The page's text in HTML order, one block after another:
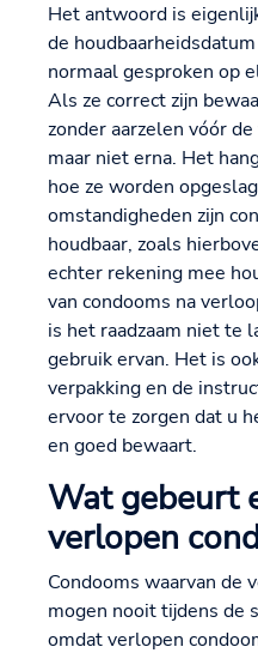
Het antwoord is
de
normaal gesproken op
Als ze correct zijn
zonder aarzelen vóór
maar niet erna. Het
hoe ze worden
omstandigheden zijn
houdbaar, zoals
echter rekening mee
van condooms na
is het raadzaam niet te
gebruik ervan. Het is
verpakking en de
ervoor te zorgen dat u
en goed bewaart.
Wat gebeurt
verlopen
Condooms waarvan de
mogen nooit tijdens de
omdat verlopen